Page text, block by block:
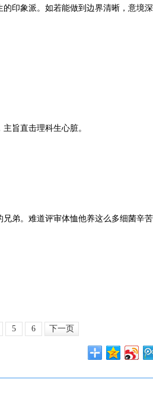
印象派。如若能做到边界清晰，意境
旨直击理科生心脏。
弟。难道评审体恤他养这么多细菌辛
5 6 下一页